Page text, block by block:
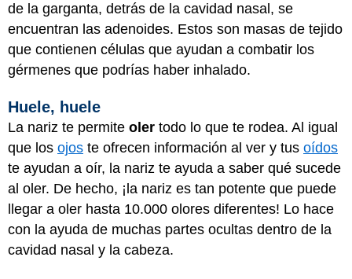
de la garganta, detrás de la cavidad nasal, se
encuentran las adenoides. Estos son masas de tejido
que contienen células que ayudan a combatir los
gérmenes que podrías haber inhalado.
Huele, huele
La nariz te permite oler todo lo que te rodea. Al igual
que los ojos te ofrecen información al ver y tus oídos
te ayudan a oír, la nariz te ayuda a saber qué sucede
al oler. De hecho, ¡la nariz es tan potente que puede
llegar a oler hasta 10.000 olores diferentes! Lo hace
con la ayuda de muchas partes ocultas dentro de la
cavidad nasal y la cabeza.